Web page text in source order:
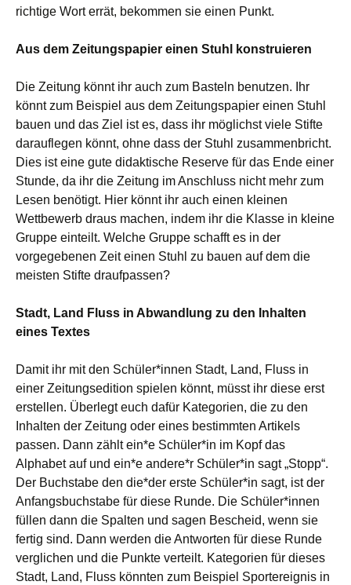
richtige Wort errät, bekommen sie einen Punkt.
Aus dem Zeitungspapier einen Stuhl konstruieren
Die Zeitung könnt ihr auch zum Basteln benutzen. Ihr
könnt zum Beispiel aus dem Zeitungspapier einen Stuhl
bauen und das Ziel ist es, dass ihr möglichst viele Stifte
darauflegen könnt, ohne dass der Stuhl zusammenbricht.
Dies ist eine gute didaktische Reserve für das Ende einer
Stunde, da ihr die Zeitung im Anschluss nicht mehr zum
Lesen benötigt. Hier könnt ihr auch einen kleinen
Wettbewerb draus machen, indem ihr die Klasse in kleine
Gruppe einteilt. Welche Gruppe schafft es in der
vorgegebenen Zeit einen Stuhl zu bauen auf dem die
meisten Stifte draufpassen?
Stadt, Land Fluss in Abwandlung zu den Inhalten
eines Textes
Damit ihr mit den Schüler*innen Stadt, Land, Fluss in
einer Zeitungsedition spielen könnt, müsst ihr diese erst
erstellen. Überlegt euch dafür Kategorien, die zu den
Inhalten der Zeitung oder eines bestimmten Artikels
passen. Dann zählt ein*e Schüler*in im Kopf das
Alphabet auf und ein*e andere*r Schüler*in sagt „Stopp“.
Der Buchstabe den die*der erste Schüler*in sagt, ist der
Anfangsbuchstabe für diese Runde. Die Schüler*innen
füllen dann die Spalten und sagen Bescheid, wenn sie
fertig sind. Dann werden die Antworten für diese Runde
verglichen und die Punkte verteilt. Kategorien für dieses
Stadt, Land, Fluss könnten zum Beispiel Sportereignis in